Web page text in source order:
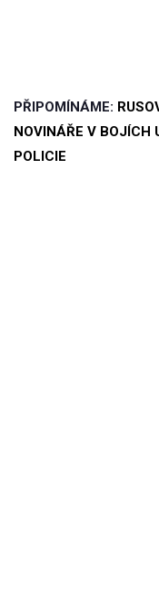
PŘIPOMÍNÁME:
NOVINÁŘE V BOJÍCH
POLICIE